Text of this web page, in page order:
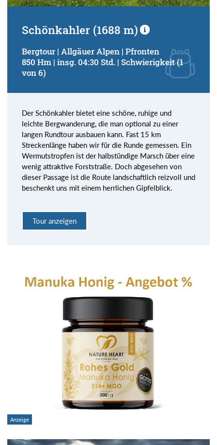
Schönkahler (1688 m)
Bergtour | Allgäuer Alpen | Pfronten
850 Hm | insg. 04:30 Std. | Schwierigkeit (1
von 6)
Der Schönkahler bietet eine schöne, ruhige und
leichte Bergwanderung, die man optional zu einer
langen Rundtour ausbauen kann. Fast 15 km
Streckenlänge haben wir für die Runde gemessen. Ein
Wermutstropfen ist der halbstündige Marsch über eine
wenig attraktive Forststraße. Doch abgesehen von
dieser Passage ist die Route landschaftlich reizvoll und
beschenkt uns mit einem herrlichen Gipfelblick.
Tour anzeigen